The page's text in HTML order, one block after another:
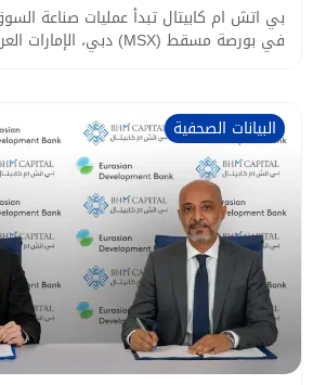
بي اتش ام كابيتال تبدأ عمليات صناعة
في بورصة مسقط (MSX) دبي، الإمارات العربية...
البيانات الصحفية